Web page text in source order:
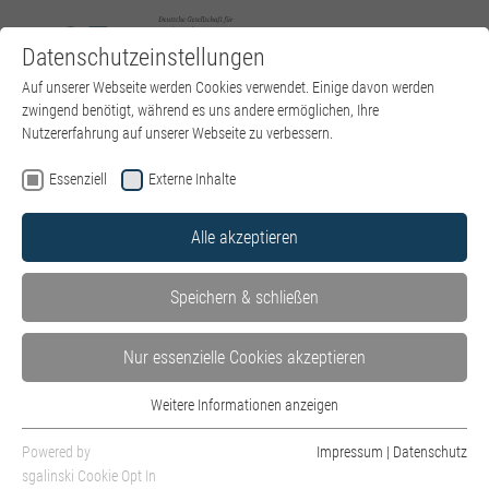
Zum Hauptinhalt springen
Impressum
Angaben gemäß § 5 Digitale-Dienste-Gesetz (DDG)
Deutsche Gesellschaft für Psychoanalyse, Psychotherapie,
Psychosomatik und Tiefenpsychologie (DGPT) e.V.
Eingetragen im Vereinsregister des Amtsgerichts Berlin
Charlottenburg, Amtsgerichtsplatz 1, 14057 Berlin zur
Registernummer: VR 4498 Nz
Registrierte Interessenvertretung gemäß § 5
Lobbyregister-Gesetz (LobbyRG), Registernummer:
R004488
Datenschutzeinstellungen
Auf unserer Webseite werden Cookies verwendet. Einige davon werden
zwingend benötigt, während es uns andere ermöglichen, Ihre
Nutzererfahrung auf unserer Webseite zu verbessern.
Essenziell Externe Inhalte
Alle akzeptieren
Speichern & schließen
Nur essenzielle Cookies akzeptieren
Essenzielle Cookies werden für grundlegende Funktionen der Webseite
benötigt. Dadurch ist gewährleistet, dass die Webseite einwandfrei
Weitere Informationen anzeigen
Powered by
sgalinski Cookie Opt In
Impressum | Datenschutz